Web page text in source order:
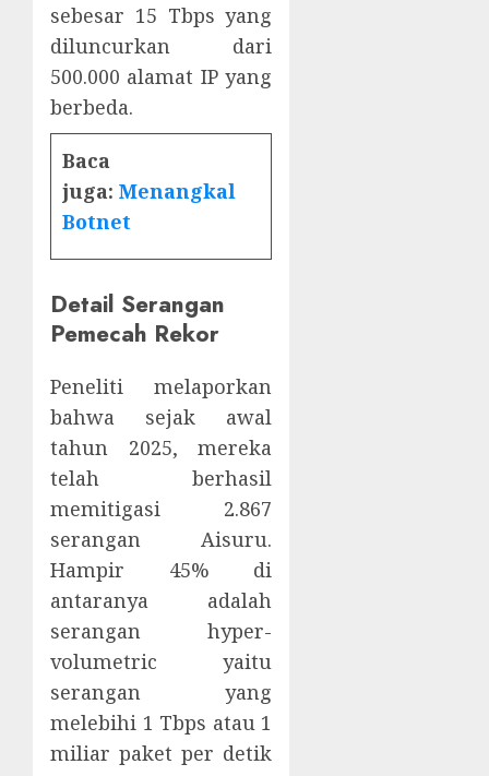
sebesar 15 Tbps yang
diluncurkan dari
500.000 alamat IP yang
berbeda.
Baca
juga: Menangkal
Botnet
Detail Serangan
Pemecah Rekor
Peneliti melaporkan
bahwa sejak awal
tahun 2025, mereka
telah berhasil
memitigasi 2.867
serangan Aisuru.
Hampir 45% di
antaranya adalah
serangan hyper-
volumetric yaitu
serangan yang
melebihi 1 Tbps atau 1
miliar paket per detik